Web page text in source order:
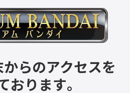
らのアクセスを
おります。